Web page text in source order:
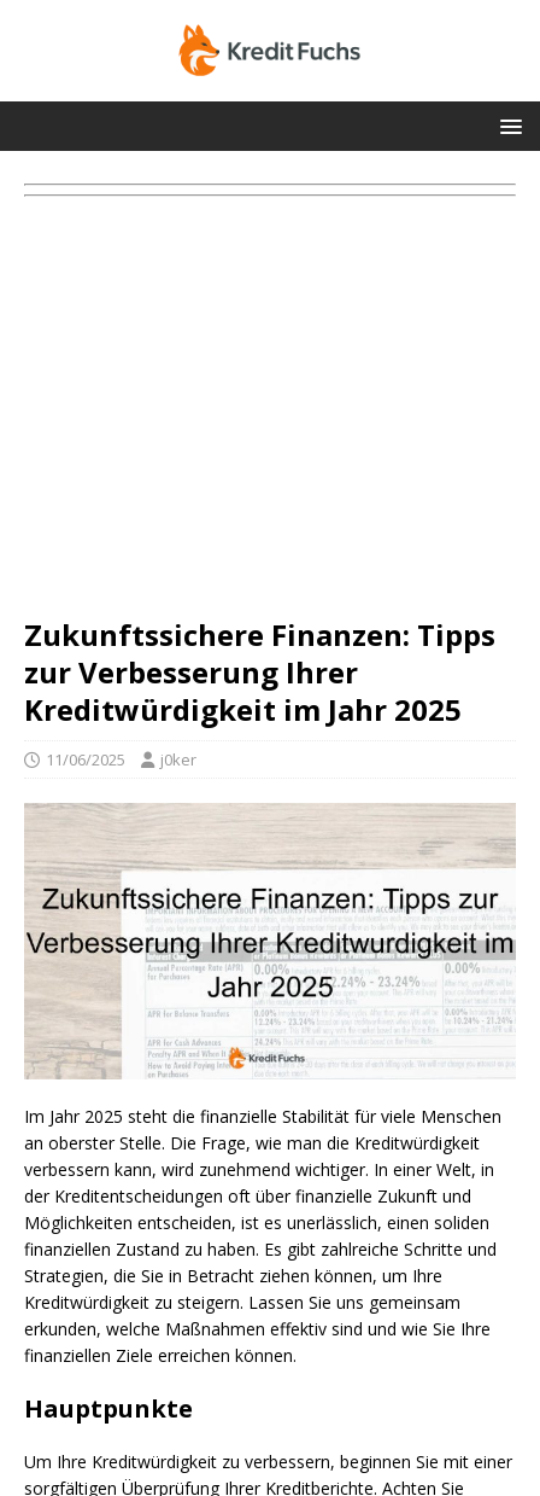
Zukunftssichere Finanzen: Tipps
zur Verbesserung Ihrer
Kreditwürdigkeit im Jahr 2025
11/06/2025 j0ker
Im Jahr 2025 steht die finanzielle Stabilität für viele Menschen
an oberster Stelle. Die Frage, wie man die Kreditwürdigkeit
verbessern kann, wird zunehmend wichtiger. In einer Welt, in
der Kreditentscheidungen oft über finanzielle Zukunft und
Möglichkeiten entscheiden, ist es unerlässlich, einen soliden
finanziellen Zustand zu haben. Es gibt zahlreiche Schritte und
Strategien, die Sie in Betracht ziehen können, um Ihre
Kreditwürdigkeit zu steigern. Lassen Sie uns gemeinsam
erkunden, welche Maßnahmen effektiv sind und wie Sie Ihre
finanziellen Ziele erreichen können.
Hauptpunkte
Um Ihre Kreditwürdigkeit zu verbessern, beginnen Sie mit einer
sorgfältigen Überprüfung Ihrer Kreditberichte. Achten Sie